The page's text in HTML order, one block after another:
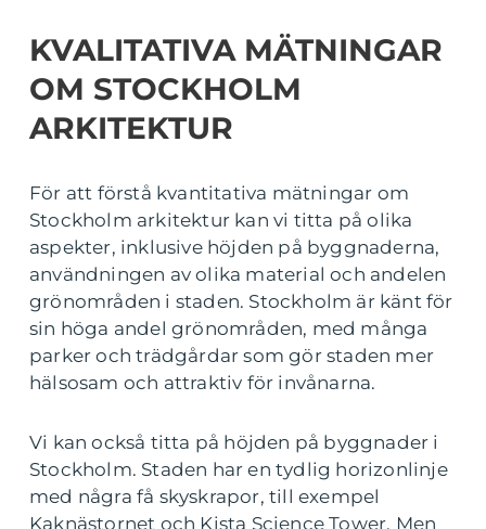
KVALITATIVA MÄTNINGAR
OM STOCKHOLM
ARKITEKTUR
För att förstå kvantitativa mätningar om
Stockholm arkitektur kan vi titta på olika
aspekter, inklusive höjden på byggnaderna,
användningen av olika material och andelen
grönområden i staden. Stockholm är känt för
sin höga andel grönområden, med många
parker och trädgårdar som gör staden mer
hälsosam och attraktiv för invånarna.
Vi kan också titta på höjden på byggnader i
Stockholm. Staden har en tydlig horizonlinje
med några få skyskrapor, till exempel
Kaknästornet och Kista Science Tower. Men